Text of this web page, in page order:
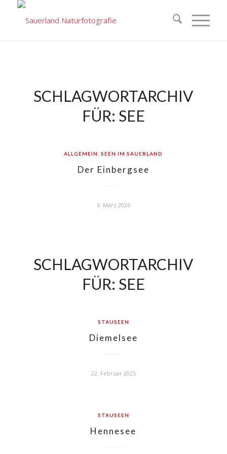
SCHLAGWORTARCHIV
FÜR: SEE
ALLGEMEIN ,SEEN IM SAUERLAND
Der Einbergsee
6. März 2026
SCHLAGWORTARCHIV
FÜR: SEE
STAUSEEN
Diemelsee
22. Februar 2025
STAUSEEN
Hennesee